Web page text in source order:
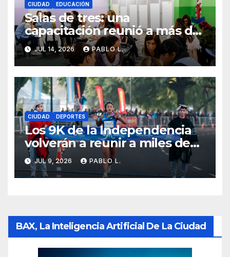
CIUDAD EDUCACIÓN
Salas de tres: una
capacitación reunió a más de
mil docentes porteños
JUL 14, 2026 PABLO L.
CIUDAD DEPORTES
Los 9K de la Independencia
volverán a reunir a miles de
corredores con un homenaje
especial a la bandera
JUL 9, 2026 PABLO L.
BAX, La Inteligencia Artificial De La Ciudad